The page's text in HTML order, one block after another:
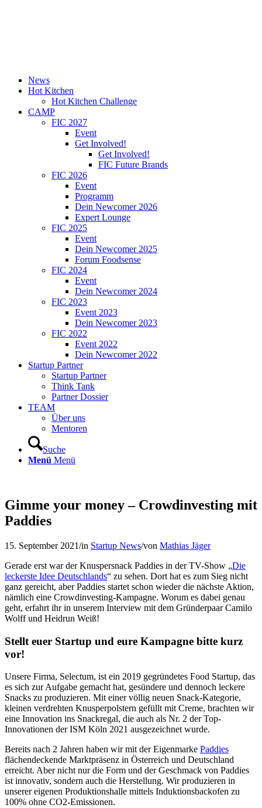
News
Hot Kitchen
Hot Kitchen Challenge
CAMP
FIC 2027
Event
Get Involved!
Get Involved!
FIC Future Brands
FIC 2026
Event
Programm
Dein Newcomer 2026
Expert Lounge
FIC 2025
Event
Dein Newcomer 2025
Forum Foodsense
FIC 2024
Event
Dein Newcomer 2024
FIC 2023
Event 2023
Dein Newcomer 2023
FIC 2022
Event 2022
Dein Newcomer 2022
Startup Partner
Startup Partner
Think Tank
Partner Dossier
TEAM
Über uns
Mentoren
Suche
Menü Menü
Gimme your money – Crowdinvesting mit
Paddies
15. September 2021/in Startup News/von Mathias Jäger
Gerade erst war der Knuspersnack Paddies in der TV-Show „Die
leckerste Idee Deutschlands“ zu sehen. Dort hat es zum Sieg nicht
ganz gereicht, aber Paddies startet schon wieder die nächste Aktion,
nämlich eine Crowdinvesting-Kampagne. Worum es dabei genau
geht, erfahrt ihr in unserem Interview mit dem Gründerpaar Camilo
Wolff und Heidrun Weiß!
Stellt euer Startup und eure Kampagne bitte kurz
vor!
Unsere Firma, Selectum, ist ein 2019 gegründetes Food Startup, das
es sich zur Aufgabe gemacht hat, gesündere und dennoch leckere
Snacks zu produzieren. Mit einer völlig neuen Snack-Kategorie,
kleinen verdrehten Knusperpolstern gefüllt mit Creme, brachten wir
eine Innovation ins Snackregal, die auch als Nr. 2 der Top-
Innovationen der ISM Köln 2021 ausgezeichnet wurde.
Bereits nach 2 Jahren haben wir mit der Eigenmarke Paddies
flächendeckende Marktpräsenz in Österreich und Deutschland
erreicht. Aber nicht nur die Form und der Geschmack von Paddies
ist innovativ, sondern auch die Herstellung. Wir produzieren in
unserer eigenen Produktionshalle mittels Induktionsbackofen zu
100% ohne CO2-Emissionen.